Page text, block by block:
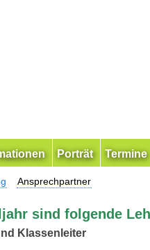
Porträt Termine
Ansprechpartner
sind folgende
Klassenleiter